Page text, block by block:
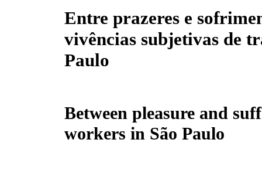
Entre prazeres e
vivências subjetivas de
Paulo
Between pleasure and
workers in São Paulo